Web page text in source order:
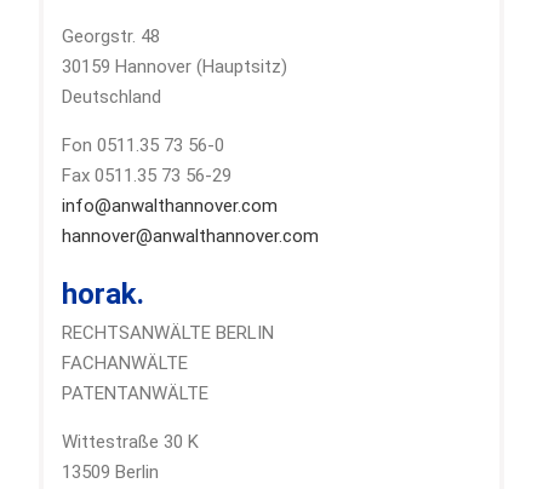
Georgstr. 48
30159 Hannover (Hauptsitz)
Deutschland
Fon 0511.35 73 56-0
Fax 0511.35 73 56-29
info@anwalthannover.com
hannover@anwalthannover.com
horak.
RECHTSANWÄLTE BERLIN
FACHANWÄLTE
PATENTANWÄLTE
Wittestraße 30 K
13509 Berlin